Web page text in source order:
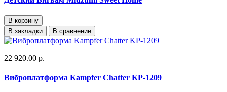
В корзину
В закладки
В сравнение
22 920.00 р.
Виброплатформа Kampfer Chatter KP-1209